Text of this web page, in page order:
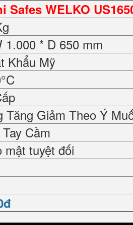
Safes WELKO
1.000 * D 650 mm
Khẩu Mỹ
Giảm Theo Ý
Cầm
mật tuyệt đối